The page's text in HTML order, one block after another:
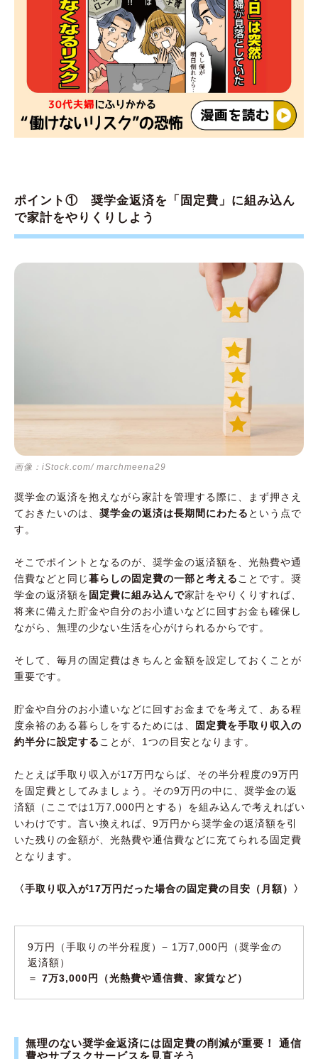
ポイント① 奨学金返済を「固定費」に組み込ん
で家計をやりくりしよう
画像：iStock.com/ marchmeena29
奨学金の返済を抱えながら家計を管理する際に、まず押さえ
ておきたいのは、 奨学金の返済は長期間にわたる という点で
す。
そこでポイントとなるのが、奨学金の返済額を、光熱費や通
信費などと同じ暮らしの固定費の一部と考える ことです。奨
学金の返済額を 固定費に組み込んで家計をやりくりすれば、
将来に備えた貯金や自分のお小遣いなどに回すお金も確保し
ながら、無理の少ない生活を心がけられるからです。
そして、毎月の固定費はきちんと金額を設定しておくことが
重要です。
貯金や自分のお小遣いなどに回すお金までを考えて、ある程
度余裕のある暮らしをするためには、
固定費を手取り収入の
約半分に設定する ことが、1つの目安となります。
たとえば手取り収入が17万円ならば、その半分程度の9万円
を固定費としてみましょう。その9万円の中に、奨学金の返
済額（ここでは1万7,000円とする）を組み込んで考えればい
いわけです。言い換えれば、9万円から奨学金の返済額を引
いた残りの金額が、光熱費や通信費などに充てられる固定費
となります。
〈手取り収入が17万円だった場合の固定費の目安（月額）〉
9万円（手取りの半分程度）− 1万7,000円（奨学金の
返済額）
＝7万3,000円（光熱費や通信費、家賃など）
無理のない奨学金返済には固定費の削減が重要！ 通信
費やサブスクサービスを見直そう